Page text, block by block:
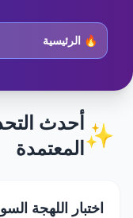
✨أحدث
المعتمدة
اختبار اللهجة